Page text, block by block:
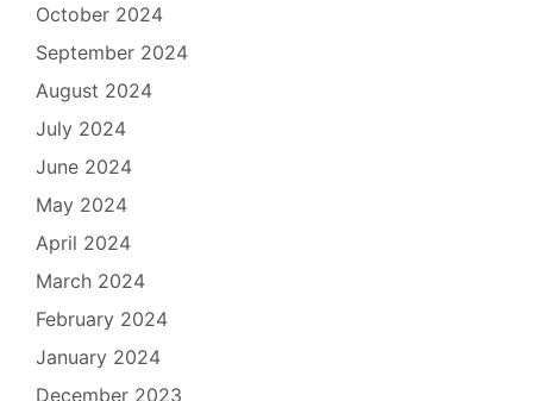
October 2024
September 2024
August 2024
July 2024
June 2024
May 2024
April 2024
March 2024
February 2024
January 2024
December 2023